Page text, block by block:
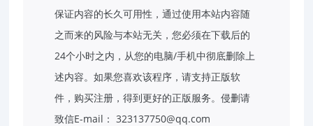
保证内容的长久可用性，通过使用本站内容随
之而来的风险与本站无关，您必须在下载后的
24个小时之内，从您的电脑/手机中彻底删除上
述内容。如果您喜欢该程序，请支持正版软
件，购买注册，得到更好的正版服务。侵删请
致信E-mail： 323137750@qq.com